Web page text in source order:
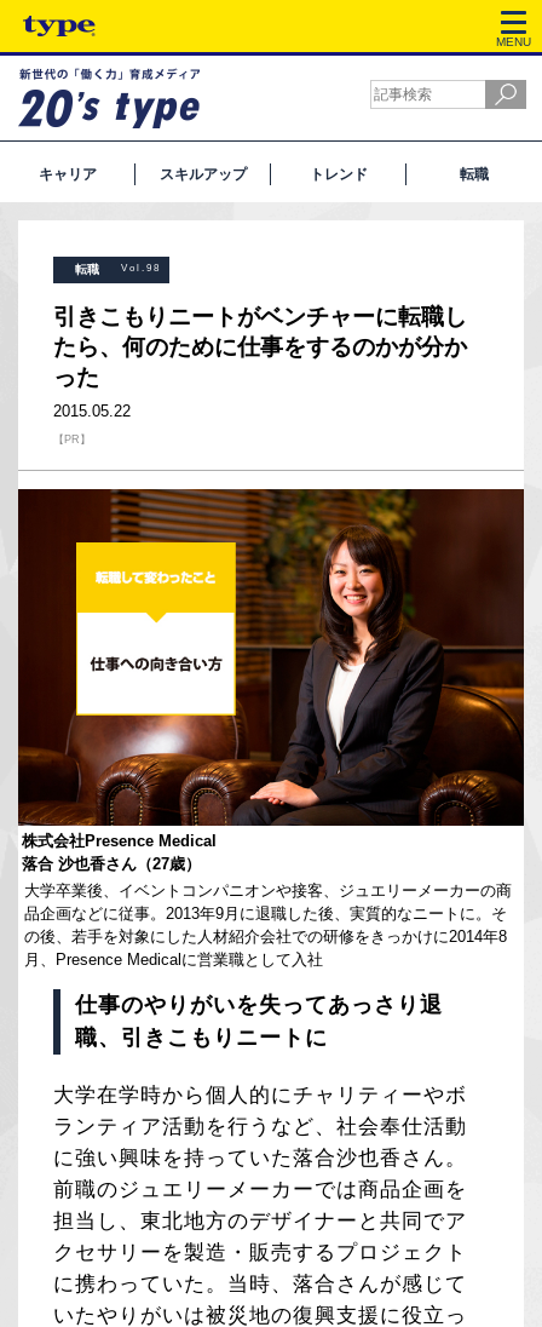
MENU
キャリア スキルアップ トレンド 転職
転職 Vol.98
引きこもりニートがベンチャーに転職し
たら、何のために仕事をするのかが分か
った
2015.05.22
【PR】
株式会社Presence Medical
落合 沙也香さん（27歳）
大学卒業後、イベントコンパニオンや接客、ジュエリーメーカーの商
品企画などに従事。2013年9月に退職した後、実質的なニートに。そ
の後、若手を対象にした人材紹介会社での研修をきっかけに2014年8
月、Presence Medicalに営業職として入社
仕事のやりがいを失ってあっさり退
職、引きこもりニートに
大学在学時から個人的にチャリティーやボ
ランティア活動を行うなど、社会奉仕活動
に強い興味を持っていた落合沙也香さん。
前職のジュエリーメーカーでは商品企画を
担当し、東北地方のデザイナーと共同でア
クセサリーを製造・販売するプロジェクト
に携わっていた。当時、落合さんが感じて
いたやりがいは被災地の復興支援に役立っ